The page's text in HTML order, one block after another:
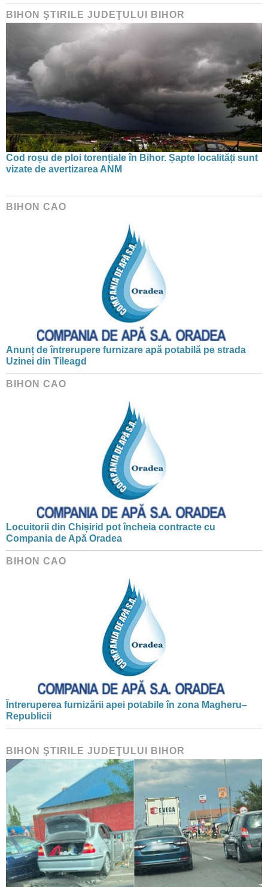
BIHON ŞTIRILE JUDEŢULUI BIHOR
Cod roșu de ploi torențiale în Bihor. Șapte localități sunt
vizate de avertizarea ANM
BIHON CAO
Anunț de întrerupere furnizare apă potabilă pe strada
Uzinei din Tileagd
BIHON CAO
Locuitorii din Chișirid pot încheia contracte cu
Compania de Apă Oradea
BIHON CAO
Întreruperea furnizării apei potabile în zona Magheru–
Republicii
BIHON ŞTIRILE JUDEŢULUI BIHOR